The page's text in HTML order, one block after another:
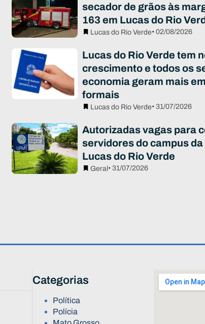
secador de grãos às
163 em Lucas do Rio
Lucas do Rio Verde• 02/08/2026
Lucas do Rio Verde tem
crescimento e todos os
economia geram mais
formais
Lucas do Rio Verde• 31/07/2026
Autorizadas vagas para
servidores do campus da
Lucas do Rio Verde
Geral • 31/07/2026
Categorias
Política
Polícia